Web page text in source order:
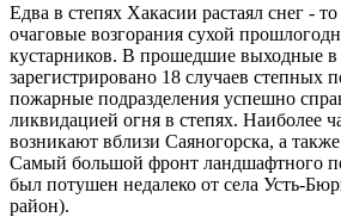
Едва в степях Хакасии растаял снег -
очаговые возгорания сухой
кустарников. В прошедшие выходные в
зарегистрировано 18 случаев степных
пожарные подразделения успешно
ликвидацией огня в степях. Наиболее
возникают вблизи Саяногорска, а
Самый большой фронт ландшафтного
был потушен недалеко от села Усть-
район).